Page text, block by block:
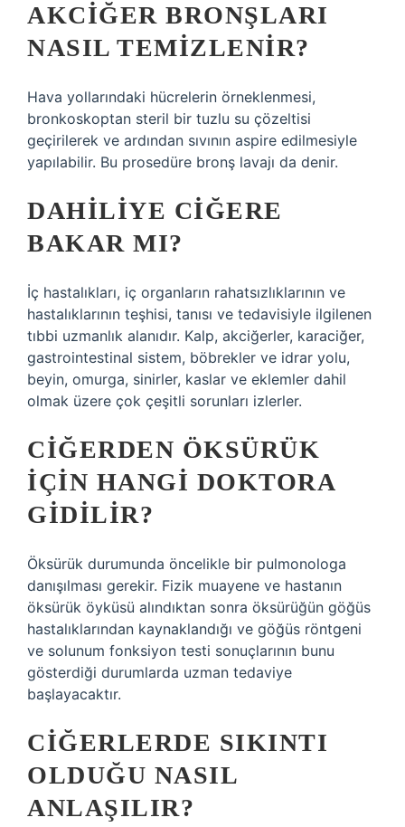
AKCIĞER BRONŞLARI
NASIL TEMIZLENIR?
Hava yollarındaki hücrelerin örneklenmesi,
bronkoskoptan steril bir tuzlu su çözeltisi
geçirilerek ve ardından sıvının aspire edilmesiyle
yapılabilir. Bu prosedüre bronş lavajı da denir.
DAHILIYE CIĞERE
BAKAR MI?
İç hastalıkları, iç organların rahatsızlıklarının ve
hastalıklarının teşhisi, tanısı ve tedavisiyle ilgilenen
tıbbi uzmanlık alanıdır. Kalp, akciğerler, karaciğer,
gastrointestinal sistem, böbrekler ve idrar yolu,
beyin, omurga, sinirler, kaslar ve eklemler dahil
olmak üzere çok çeşitli sorunları izlerler.
CIĞERDEN ÖKSÜRÜK
IÇIN HANGI DOKTORA
GIDILIR?
Öksürük durumunda öncelikle bir pulmonologa
danışılması gerekir. Fizik muayene ve hastanın
öksürük öyküsü alındıktan sonra öksürüğün göğüs
hastalıklarından kaynaklandığı ve göğüs röntgeni
ve solunum fonksiyon testi sonuçlarının bunu
gösterdiği durumlarda uzman tedaviye
başlayacaktır.
CIĞERLERDE SIKINTI
OLDUĞU NASIL
ANLAŞILIR?